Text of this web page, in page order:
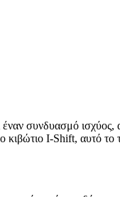
συνδυασμό ισχύος,
I-Shift, αυτό το